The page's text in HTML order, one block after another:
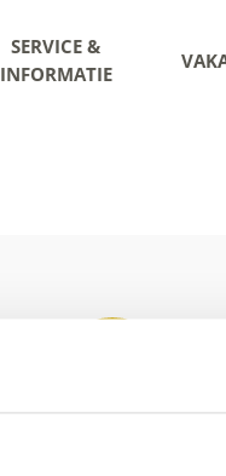
SERVICE &
INFORMATIE